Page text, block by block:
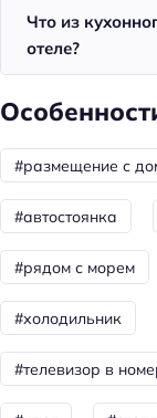
Фен
Красота и
Спорт и
Терраса
Площадка для
Спорт:
Спорт:
Спорт: прокат
Что из
отеле?
#размещение с
#автостоянка
#рядом с морем
#холодильник
#телевизор в